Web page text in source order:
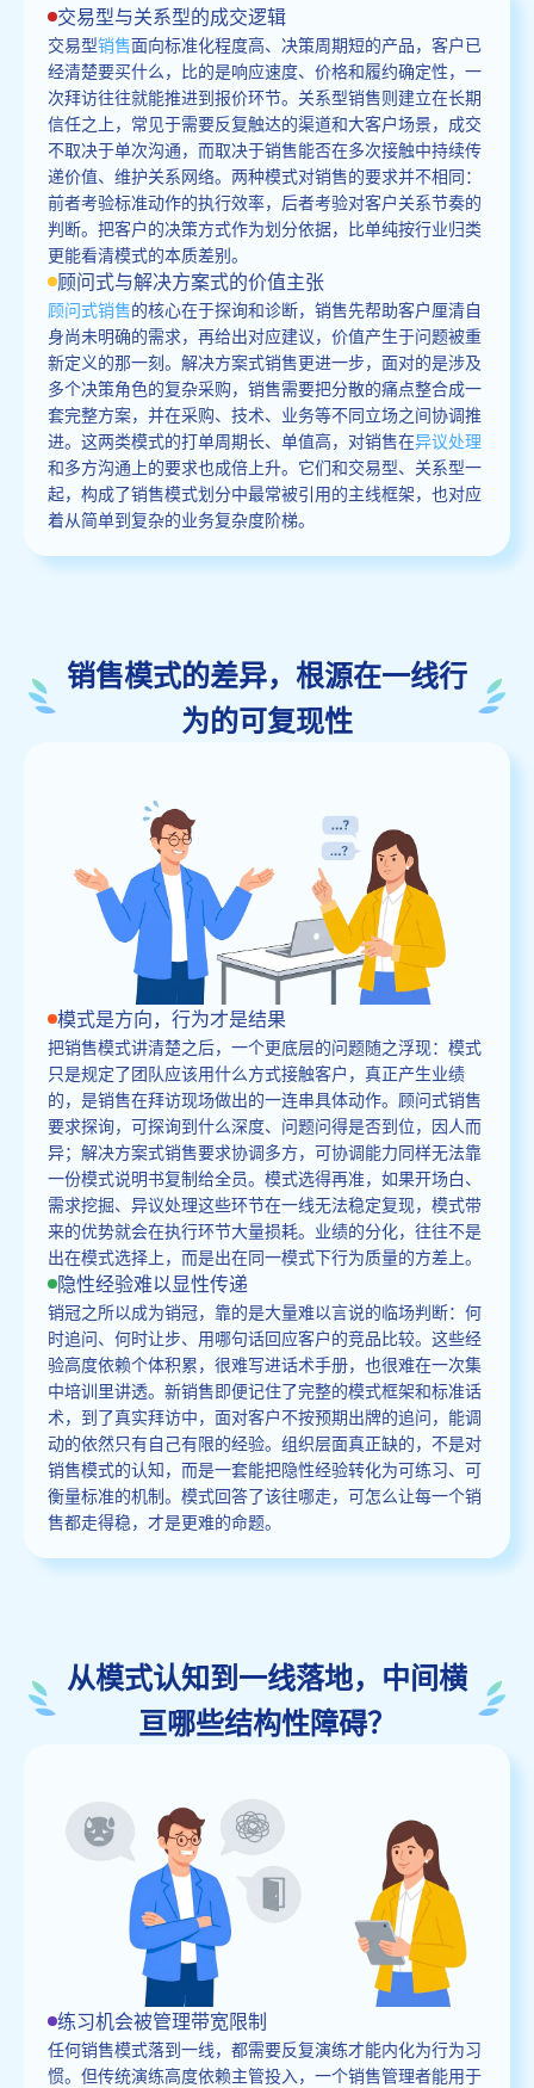
交易型与关系型的成交逻辑
交易型销售面向标准化程度高、决策周期短的产品，客户已
经清楚要买什么，比的是响应速度、价格和履约确定性，一
次拜访往往就能推进到报价环节。关系型销售则建立在长期
信任之上，常见于需要反复触达的渠道和大客户场景，成交
不取决于单次沟通，而取决于销售能否在多次接触中持续传
递价值、维护关系网络。两种模式对销售的要求并不相同：
前者考验标准动作的执行效率，后者考验对客户关系节奏的
判断。把客户的决策方式作为划分依据，比单纯按行业归类
更能看清模式的本质差别。
顾问式与解决方案式的价值主张
顾问式销售的核心在于探询和诊断，销售先帮助客户厘清自
身尚未明确的需求，再给出对应建议，价值产生于问题被重
新定义的那一刻。解决方案式销售更进一步，面对的是涉及
多个决策角色的复杂采购，销售需要把分散的痛点整合成一
套完整方案，并在采购、技术、业务等不同立场之间协调推
进。这两类模式的打单周期长、单值高，对销售在异议处理
和多方沟通上的要求也成倍上升。它们和交易型、关系型一
起，构成了销售模式划分中最常被引用的主线框架，也对应
着从简单到复杂的业务复杂度阶梯。
销售模式的差异，根源在一线行
为的可复现性
模式是方向，行为才是结果
把销售模式讲清楚之后，一个更底层的问题随之浮现：模式
只是规定了团队应该用什么方式接触客户，真正产生业绩
的，是销售在拜访现场做出的一连串具体动作。顾问式销售
要求探询，可探询到什么深度、问题问得是否到位，因人而
异；解决方案式销售要求协调多方，可协调能力同样无法靠
一份模式说明书复制给全员。模式选得再准，如果开场白、
需求挖掘、异议处理这些环节在一线无法稳定复现，模式带
来的优势就会在执行环节大量损耗。业绩的分化，往往不是
出在模式选择上，而是出在同一模式下行为质量的方差上。
隐性经验难以显性传递
销冠之所以成为销冠，靠的是大量难以言说的临场判断：何
时追问、何时让步、用哪句话回应客户的竞品比较。这些经
验高度依赖个体积累，很难写进话术手册，也很难在一次集
中培训里讲透。新销售即便记住了完整的模式框架和标准话
术，到了真实拜访中，面对客户不按预期出牌的追问，能调
动的依然只有自己有限的经验。组织层面真正缺的，不是对
销售模式的认知，而是一套能把隐性经验转化为可练习、可
衡量标准的机制。模式回答了该往哪走，可怎么让每一个销
售都走得稳，才是更难的命题。
从模式认知到一线落地，中间横
亘哪些结构性障碍？
练习机会被管理带宽限制
任何销售模式落到一线，都需要反复演练才能内化为行为习
惯。但传统演练高度依赖主管投入，一个销售管理者能用于